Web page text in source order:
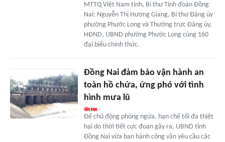
MTTQ Việt Nam tỉnh, Bí thư Tỉnh đoàn Đồng
Nai; Nguyễn Thị Hương Giang, Bí thư Đảng ủy
phường Phước Long và Thường trực Đảng ủy,
HĐND, UBND phường Phước Long cùng 160
đại biểu chính thức.
Đồng Nai đảm bảo vận hành an
toàn hồ chứa, ứng phó với tình
hình mưa lũ
Để chủ động phòng ngừa, hạn chế tối đa thiệt
hại do thời tiết cực đoan gây ra, UBND tỉnh
Đồng Nai vừa ban hành công văn yêu cầu các